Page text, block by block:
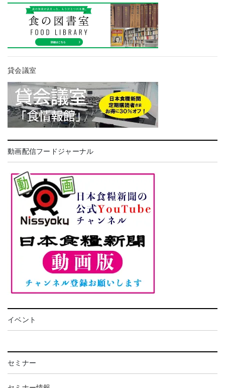
貸会議室
動画配信フードジャーナル
イベント
セミナー